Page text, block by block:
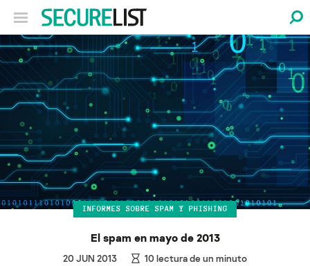
INFORMES SOBRE SPAM Y PHISHING
El spam en mayo de 2013
20 JUN 2013 10lectura de un minuto